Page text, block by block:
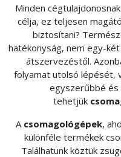
Minden
célja, ez teljesen
biztosítani?
hatékonyság, nem egy-
átszervezéstől.
folyamat utolsó lépését,
egyszerűbbé
tehetjük
A csomagológépek,
különféle termékek
Találhatunk köztük